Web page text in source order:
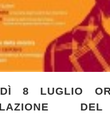
8 LUGLIO